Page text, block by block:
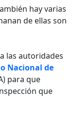
hay varias
de ellas son
las autoridades
Nacional de
para que
que